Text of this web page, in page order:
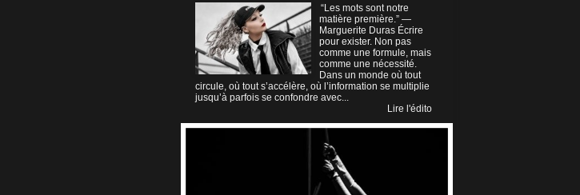
“Les mots sont notre
matière première.” —
Marguerite Duras Écrire
pour exister. Non pas
comme une formule, mais
comme une nécessité.
Dans un monde où tout
circule, où tout s’accélère, où l’information se multiplie
jusqu’à parfois se confondre avec...
Lire l'édito